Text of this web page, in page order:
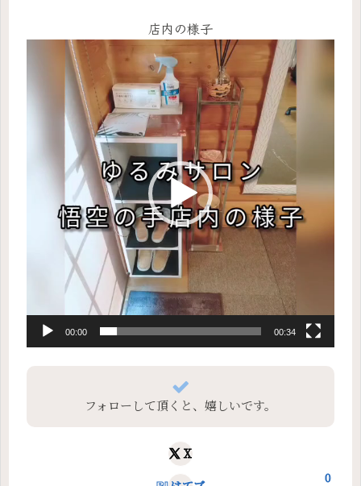
店内の様子
00:00 00:34
フォローして頂くと、嬉しいです。
X
0